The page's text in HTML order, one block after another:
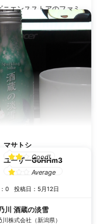
ニエンスストアのファミ
ートさんと長岡市摂田屋
株式会社吉乃川さんとの
酒。 スパークリングでと
みやすいお酒でした。
1 投稿日：11月26日
川 酒蔵の淡雪
川株式会社（新潟県）
マサトシ
Good!
ぱ系でゴクゴク飲めるタ
めたい。
0 投稿日：7月30日
ユーザーGoHHm3
Average
0 投稿日：5月12日
川 酒蔵の淡雪
川株式会社（新潟県）